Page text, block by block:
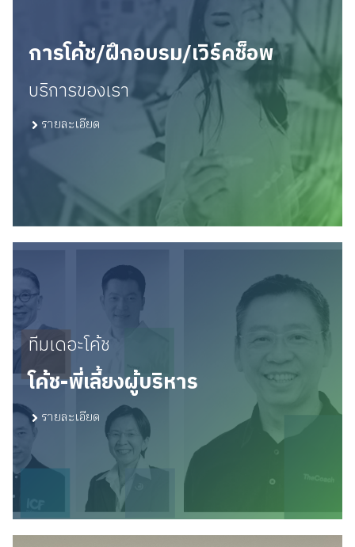
การโค้ช/ฝึกอบรม/เวิร์คช็อพ
บริการของเรา
รายละเอียด
ทีมเดอะโค้ช
โค้ช-พี่เลี้ยงผู้บริหาร
รายละเอียด